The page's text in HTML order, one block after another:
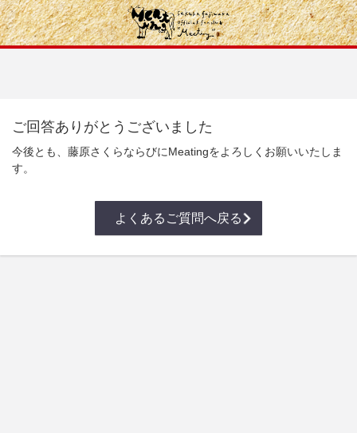
ご回答ありがとうございました
今後とも、藤原さくらならびにMeatingをよろしくお願いいたしま
す。
よくあるご質問へ戻る